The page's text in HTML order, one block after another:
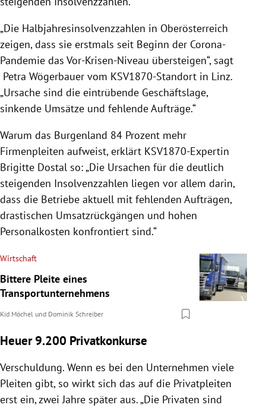
„Die Halbjahresinsolvenzzahlen in Oberösterreich
zeigen, dass sie erstmals seit Beginn der Corona-
Pandemie das Vor-Krisen-Niveau übersteigen“, sagt
Petra Wögerbauer vom KSV1870-Standort in Linz.
„Ursache sind die eintrübende Geschäftslage,
sinkende Umsätze und fehlende Aufträge.“
Warum das Burgenland 84 Prozent mehr
Firmenpleiten aufweist, erklärt KSV1870-Expertin
Brigitte Dostal so: „Die Ursachen für die deutlich
steigenden Insolvenzzahlen liegen vor allem darin,
dass die Betriebe aktuell mit fehlenden Aufträgen,
drastischen Umsatzrückgängen und hohen
Personalkosten konfrontiert sind.“
Wirtschaft
Bittere Pleite eines
Transportunternehmens
Kid Möchel und Dominik Schreiber
Heuer 9.200 Privatkonkurse
Verschuldung. Wenn es bei den Unternehmen viele
Pleiten gibt, so wirkt sich das auf die Privatpleiten
erst ein, zwei Jahre später aus. „Die Privaten sind